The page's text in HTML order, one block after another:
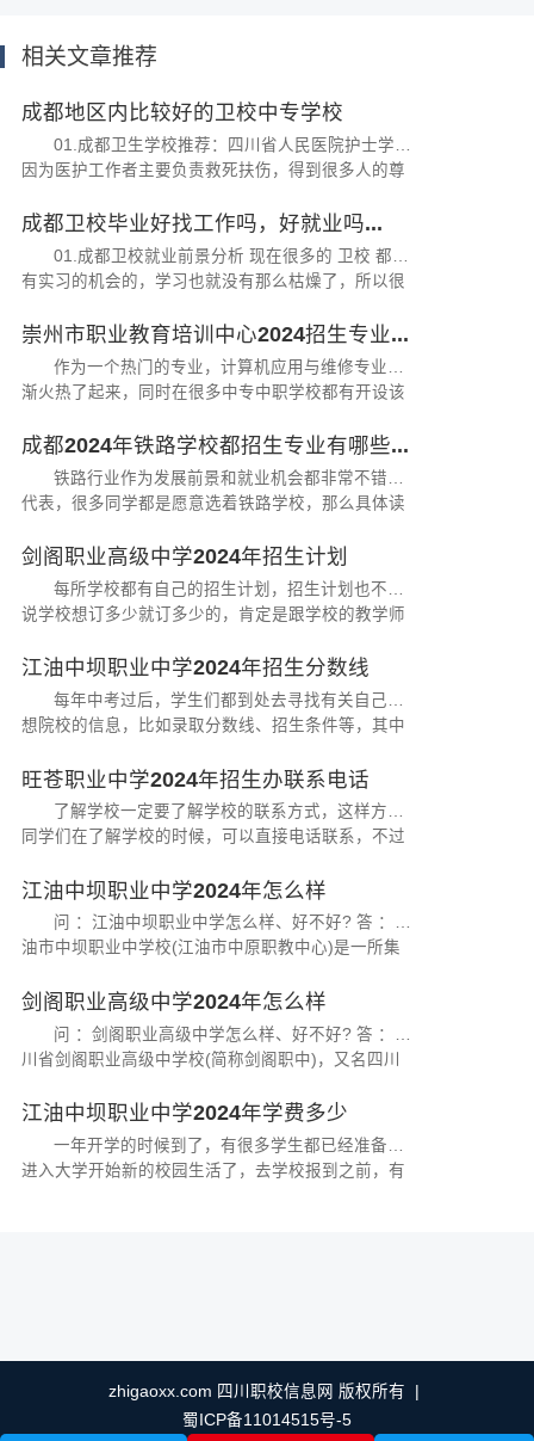
相关文章推荐
成都地区内比较好的卫校中专学校
01.成都卫生学校推荐：四川省人民医院护士学校
因为医护工作者主要负责救死扶伤，得到很多人的尊
展脚步迅速的城市，能够选择在...
成都卫校毕业好找工作吗，好就业吗...
01.成都卫校就业前景分析 现在很多的 卫校 都是
有实习的机会的，学习也就没有那么枯燥了，所以很
关心莫过于学校的就业情况，近...
崇州市职业教育培训中心2024招生专业...
作为一个热门的专业，计算机应用与维修专业逐
渐火热了起来，同时在很多中专中职学校都有开设该
在四川的崇州市职业教育培训中...
成都2024年铁路学校都招生专业有哪些...
铁路行业作为发展前景和就业机会都非常不错的
代表，很多同学都是愿意选着铁路学校，那么具体读
询，现在中职升学网职教网小编，...
剑阁职业高级中学2024年招生计划
每所学校都有自己的招生计划，招生计划也不是
说学校想订多少就订多少的，肯定是跟学校的教学师
定要多加仔细了解学校的招生计...
江油中坝职业中学2024年招生分数线
每年中考过后，学生们都到处去寻找有关自己理
想院校的信息，比如录取分数线、招生条件等，其中
区的招生分数线也是大家比较关...
旺苍职业中学2024年招生办联系电话
了解学校一定要了解学校的联系方式，这样方便
同学们在了解学校的时候，可以直接电话联系，不过
定要注意时间拨打电话，下面小...
江油中坝职业中学2024年怎么样
问 ：江油中坝职业中学怎么样、好不好? 答 ：江
油市中坝职业中学校(江油市中原职教中心)是一所集
广为一体的省级重点职业中学。...
剑阁职业高级中学2024年怎么样
问 ：剑阁职业高级中学怎么样、好不好? 答 ：四
川省剑阁职业高级中学校(简称剑阁职中)，又名四川
校，拥有剑阁县普安镇(老县城)和...
江油中坝职业中学2024年学费多少
一年开学的时候到了，有很多学生都已经准备好
进入大学开始新的校园生活了，去学校报到之前，有
zhigaoxx.com 四川职校信息网 版权所有 |
蜀ICP备11014515号-5